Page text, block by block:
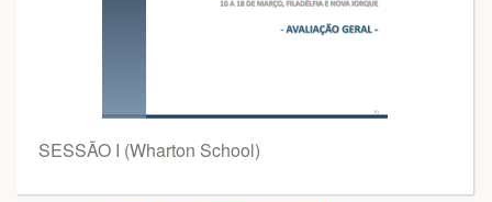
SESSÃO I (Wharton School)